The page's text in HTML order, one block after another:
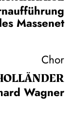
Massenet
Chor
Wagner